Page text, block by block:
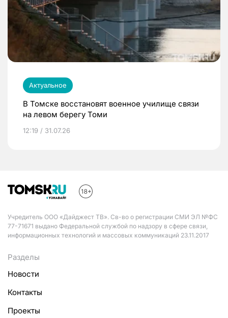
Актуальное
В Томске восстановят военное училище связи
на левом берегу Томи
12:19 / 31.07.26
Учредитель ООО «Дайджест ТВ». Св-во о регистрации СМИ ЭЛ №ФС
77-71671 выдано Федеральной службой по надзору в сфере связи,
информационных технологий и массовых коммуникаций 23.11.2017
Разделы
Новости
Контакты
Проекты